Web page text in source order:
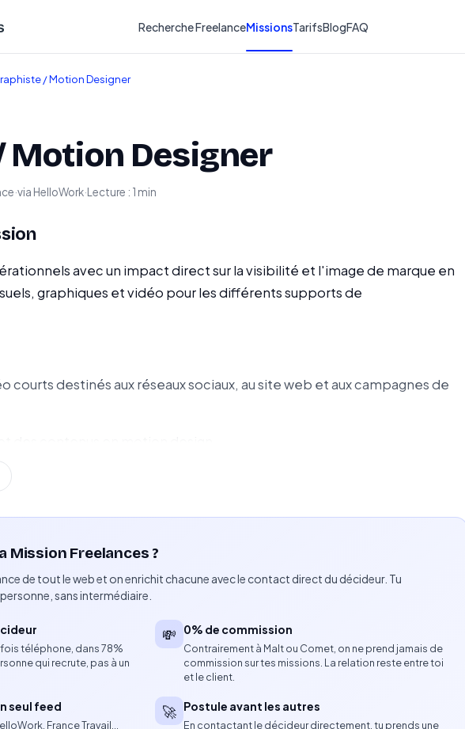
Recherche FreelanceMissionsTarifsBlogFAQ
/ Motion Designer
Motion Designer
·via HelloWork·Lecture : 1 min
avec un impact direct sur la visibilité et l'image de marque en
graphiques et vidéo pour les différents supports de
courts destinés aux réseaux sociaux, au site web et aux campagnes de
pour les différents canaux de communication.
sociaux.
en lien avec les temps forts commerciaux.
artistique de la marque sur l'ensemble des productions.
afin d'assurer la cohérence visuelle des différents supports.
Mission Freelances ?
de tout le web et on enrichit chacune avec le contact direct du décideur. Tu
sans intermédiaire.
téléphone, dans 78%
qui recrute, pas à un
💸 0% de commission
Contrairement à Malt ou Comet, on ne prend jamais de
commission sur tes missions. La relation reste entre toi
et le client.
seul feed
France Travail…
🚀 Postule avant les autres
En contactant le décideur directement, tu prends une